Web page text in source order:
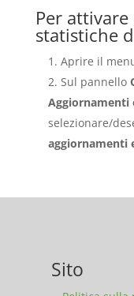
Per
statistiche
Aprire il
Sul pannello
Aggiornamenti
selezionare/
aggiornamenti
Sito